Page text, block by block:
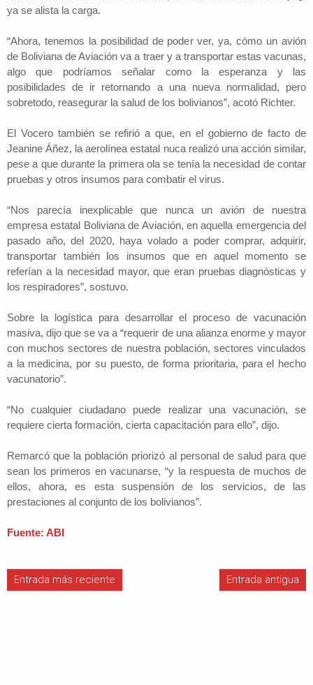
ya se alista la carga.
“Ahora, tenemos la posibilidad de poder ver, ya, cómo un avión
de Boliviana de Aviación va a traer y a transportar estas vacunas,
algo que podríamos señalar como la esperanza y las
posibilidades de ir retornando a una nueva normalidad, pero
sobretodo, reasegurar la salud de los bolivianos”, acotó Richter.
El Vocero también se refirió a que, en el gobierno de facto de
Jeanine Áñez, la aerolínea estatal nuca realizó una acción similar,
pese a que durante la primera ola se tenía la necesidad de contar
pruebas y otros insumos para combatir el virus.
“Nos parecía inexplicable que nunca un avión de nuestra
empresa estatal Boliviana de Aviación, en aquella emergencia del
pasado año, del 2020, haya volado a poder comprar, adquirir,
transportar también los insumos que en aquel momento se
referían a la necesidad mayor, que eran pruebas diagnósticas y
los respiradores”, sostuvo.
Sobre la logística para desarrollar el proceso de vacunación
masiva, dijo que se va a “requerir de una alianza enorme y mayor
con muchos sectores de nuestra población, sectores vinculados
a la medicina, por su puesto, de forma prioritaria, para el hecho
vacunatorio”.
“No cualquier ciudadano puede realizar una vacunación, se
requiere cierta formación, cierta capacitación para ello”, dijo.
Remarcó que la población priorizó al personal de salud para que
sean los primeros en vacunarse, “y la respuesta de muchos de
ellos, ahora, es esta suspensión de los servicios, de las
prestaciones al conjunto de los bolivianos”.
Fuente: ABI
Entrada más reciente Entrada antigua